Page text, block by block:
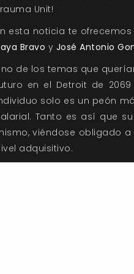
Unit!
esta noticia te
Bravo y José Antonio
de los temas que
en el Detroit de
solo es un peón
Tanto es así que
viéndose obligado
adquisitivo.